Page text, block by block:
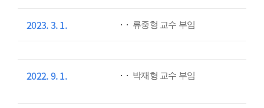
2023. 3. 1. 류중형 교수 부임
2022. 9. 1. 박재형 교수 부임